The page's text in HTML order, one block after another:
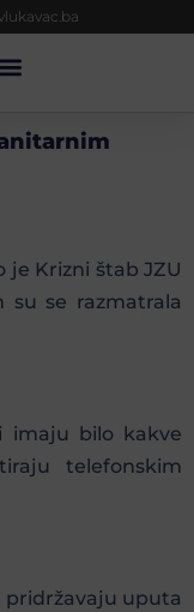
je Krizni štab JZU
su se razmatrala
imaju bilo kakve
telefonskim
pridržavaju uputa